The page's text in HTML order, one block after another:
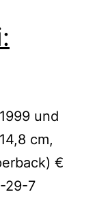
und
cm,
€
29-7